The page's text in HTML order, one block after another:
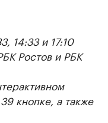
14:33 и 17:10
Ростов и РБК
кнопке, а также